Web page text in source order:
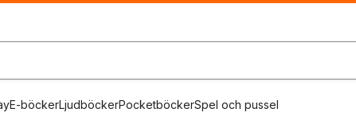
E-böckerLjudböckerPocketböckerSpel och pussel